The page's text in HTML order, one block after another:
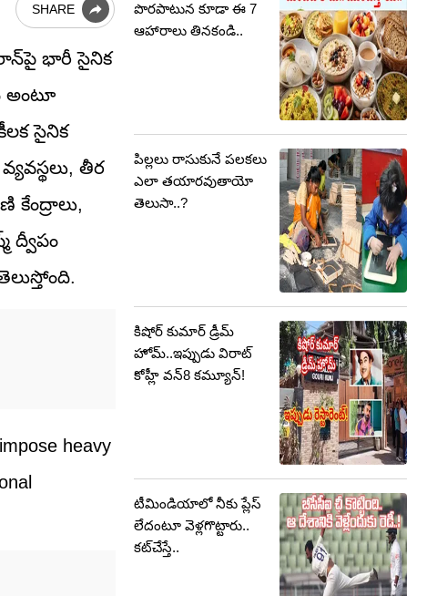
SHARE
భారీ సైనిక
అంటూ
సైనిక
తీర
కేంద్రాలు,
ద్వీపం
heavy
పొరపాటున కూడా ఈ 7
ఆహారాలు తినకండి..
పిల్లలు రాసుకునే పలకలు
ఎలా తయారవుతాయో
తెలుసా..?
కిషోర్ కుమార్ డ్రీమ్
హోమ్..ఇప్పుడు విరాట్
కోహ్లీ వన్8 కమ్యూన్!
టీమిండియాలో నీకు ప్లేస్
లేదంటూ వెళ్లగొట్టారు..
కట్‌చేస్తే..